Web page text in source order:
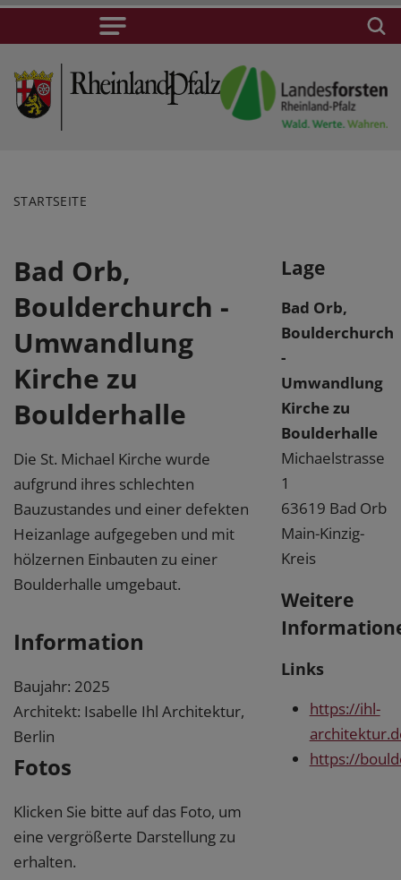
STARTSEITE
Bad Orb,
Boulderchurch -
Umwandlung
Kirche zu
Boulderhalle
Die St. Michael Kirche wurde
aufgrund ihres schlechten
Bauzustandes und einer defekten
Heizanlage aufgegeben und mit
hölzernen Einbauten zu einer
Boulderhalle umgebaut.
Information
Baujahr: 2025
Architekt: Isabelle Ihl Architektur,
Berlin
Fotos
Klicken Sie bitte auf das Foto, um
eine vergrößerte Darstellung zu
erhalten.
Lage
Bad Orb,
Boulderchurch
-
Umwandlung
Kirche zu
Boulderhalle
Michaelstrasse
1
63619 Bad Orb
Main-Kinzig-
Kreis
Weitere
Links
https://ihl-
https://